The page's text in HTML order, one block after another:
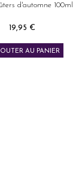
d'automne 100ml
Prix
19,95 €
AU PANIER